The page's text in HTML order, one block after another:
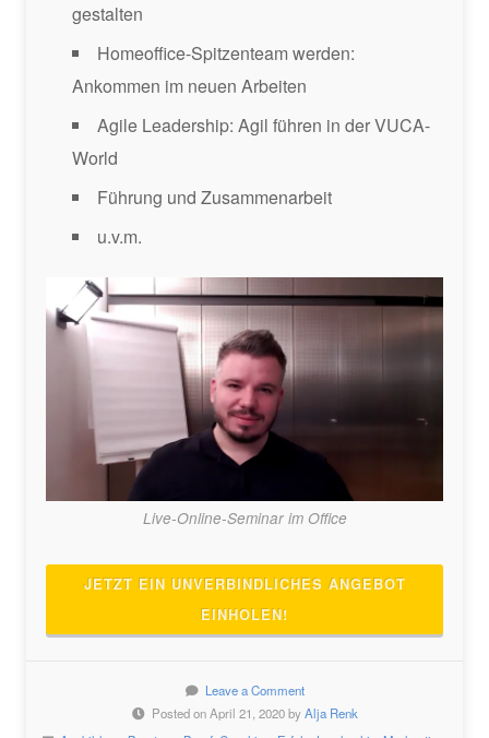
gestalten
Homeoffice-Spitzenteam werden:
Ankommen im neuen Arbeiten
Agile Leadership: Agil führen in der VUCA-
World
Führung und Zusammenarbeit
u.v.m.
Live-Online-Seminar im Office
JETZT EIN UNVERBINDLICHES ANGEBOT
EINHOLEN!
Leave a Comment
Posted on April 21, 2020 byAlja Renk